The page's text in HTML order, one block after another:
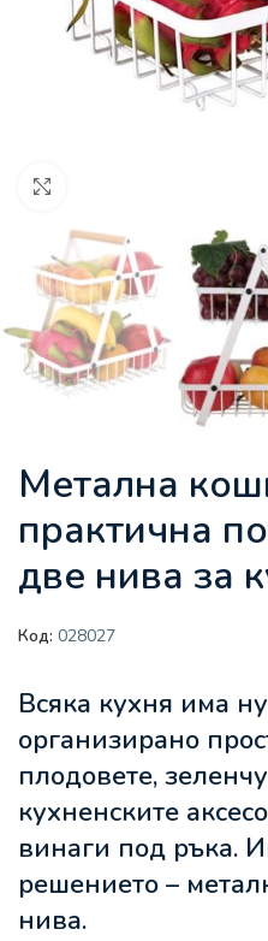
Метална
практична
две нива за
Код: 028027
Всяка кухня има
организирано
плодовете,
кухненските
винаги под ръка.
решението –
нива.